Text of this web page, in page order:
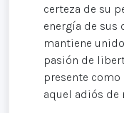
certeza de su
energía de sus
mantiene
pasión de
presente
aquel adiós de